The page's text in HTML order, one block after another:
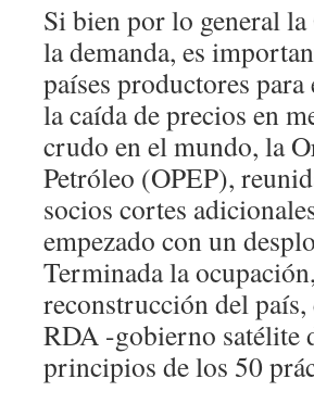
Si bien por lo general
la demanda, es
países productores
la caída de precios en
crudo en el mundo, la
Petróleo (OPEP),
socios cortes
empezado con un
Terminada la
reconstrucción del país,
RDA -gobierno satélite
principios de los 50